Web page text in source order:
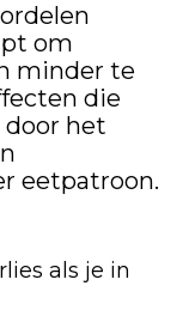
om
minder te
die
door het
eetpatroon.
als je in